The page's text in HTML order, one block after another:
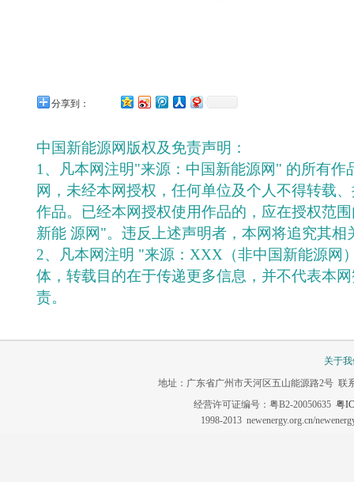
分享到：
中国新能源网版权及免责声明：
1、凡本网注明"来源：中国新能源网" 的所有作
网，未经本网授权，任何单位及个人不得转载
作品。已经本网授权使用作品的，应在授权范
新能 源网"。违反上述声明者，本网将追究其相
2、凡本网注明 "来源：XXX（非中国新能源网
体，转载目的在于传递更多信息，并不代表本
责。
关于
地址：广东省广州市天河区五山能源路2号 联
经营许可证编号：粤B2-20050635 粤
1998-2013 newenergy.org.cn/